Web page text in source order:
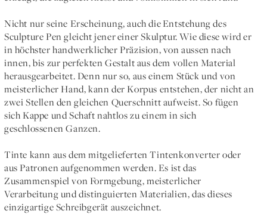
Nicht nur seine Erscheinung, auch die Entstehung des
Sculpture Pen gleicht jener einer Skulptur. Wie diese wird er
in höchster handwerklicher Präzision, von aussen nach
innen, bis zur perfekten Gestalt aus dem vollen Material
herausgearbeitet. Denn nur so, aus einem Stück und von
meisterlicher Hand, kann der Korpus entstehen, der nicht an
zwei Stellen den gleichen Querschnitt aufweist. So fügen
sich Kappe und Schaft nahtlos zu einem in sich
geschlossenen Ganzen.
Tinte kann aus dem mitgelieferten Tintenkonverter oder
aus Patronen aufgenommen werden. Es ist das
Zusammenspiel von Formgebung, meisterlicher
Verarbeitung und distinguierten Materialien, das dieses
einzigartige Schreibgerät auszeichnet.